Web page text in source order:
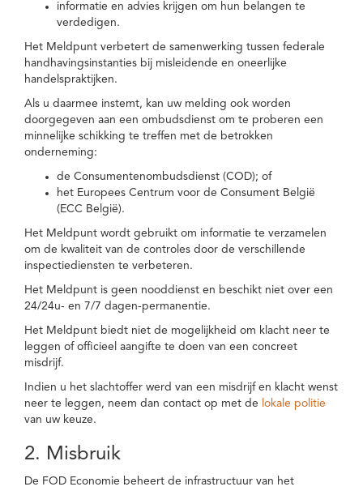
informatie en advies krijgen om hun belangen te
verdedigen.
Het Meldpunt verbetert de samenwerking tussen federale
handhavingsinstanties bij misleidende en oneerlijke
handelspraktijken.
Als u daarmee instemt, kan uw melding ook worden
doorgegeven aan een ombudsdienst om te proberen een
minnelijke schikking te treffen met de betrokken
onderneming:
de Consumentenombudsdienst (COD); of
het Europees Centrum voor de Consument België
(ECC België).
Het Meldpunt wordt gebruikt om informatie te verzamelen
om de kwaliteit van de controles door de verschillende
inspectiediensten te verbeteren.
Het Meldpunt is geen nooddienst en beschikt niet over een
24/24u- en 7/7 dagen-permanentie.
Het Meldpunt biedt niet de mogelijkheid om klacht neer te
leggen of officieel aangifte te doen van een concreet
misdrijf.
Indien u het slachtoffer werd van een misdrijf en klacht wenst
neer te leggen, neem dan contact op met de lokale politie
van uw keuze.
2. Misbruik
De FOD Economie beheert de infrastructuur van het